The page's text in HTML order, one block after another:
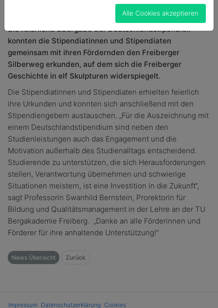
Deutschlandstipendium. Damit werden sie für ein oder
zwei Semester finanziell unterstützt. Im Anschluss an
die feierliche Übergabe der Deutschlandstipendien
konnten die Stipendiatinnen und Stipendiaten
gemeinsam mit ihren Fördernden den Freiberger
Silberweg erkunden, auf dem sich die Freiberger
Geschichte in elf Skulpturen widerspiegelt.
Die Stipendiatinnen und Stipendiaten erhielten feierlich
ihre Urkunden und konnten sich anschließend mit den
Stipendiengebern austauschen. „Für die Auszeichnung mit
einem Deutschlandstipendium sind neben den
Studienleistungen auch das Engagement und die
Motivation außerhalb des Studienalltags entscheidend.
Studierende zu unterstützen, die sich Herausforderungen
stellen, Verantwortung übernehmen und schwierige
Situationen meistern, ist eine Investition in die Zukunft“,
sagt Professorin Swanhild Bernstein, Prorektorin für
Bildung und Qualitätsmanagement in der Lehre an der TU
Bergakademie Freiberg. „Danke an alle Förderinnen und
Förderer für ihre anhaltende Unterstützung!"
News Übersicht Zurück
Alle Cookies akzeptieren
Impressum Datenschutzerklärung Cookies